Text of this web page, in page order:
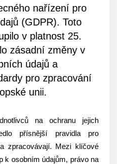
nařízení pro
(GDPR). Toto
v platnost 25.
zásadní změny v
údajů a
pro zpracování
unii.
na ochranu jejich
přísnější pravidla pro
zpracovávají. Mezi klíčové
k osobním údajům, právo na